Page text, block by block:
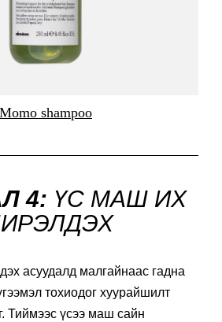
Momo shampoo
4: ҮС МАШ ИХ
асуудалд малгайнаас гадна
тохиодог хуурайшилт
Тиймээс үсээ маш сайн